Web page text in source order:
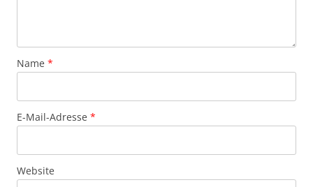
Name *
E-Mail-Adresse *
Website